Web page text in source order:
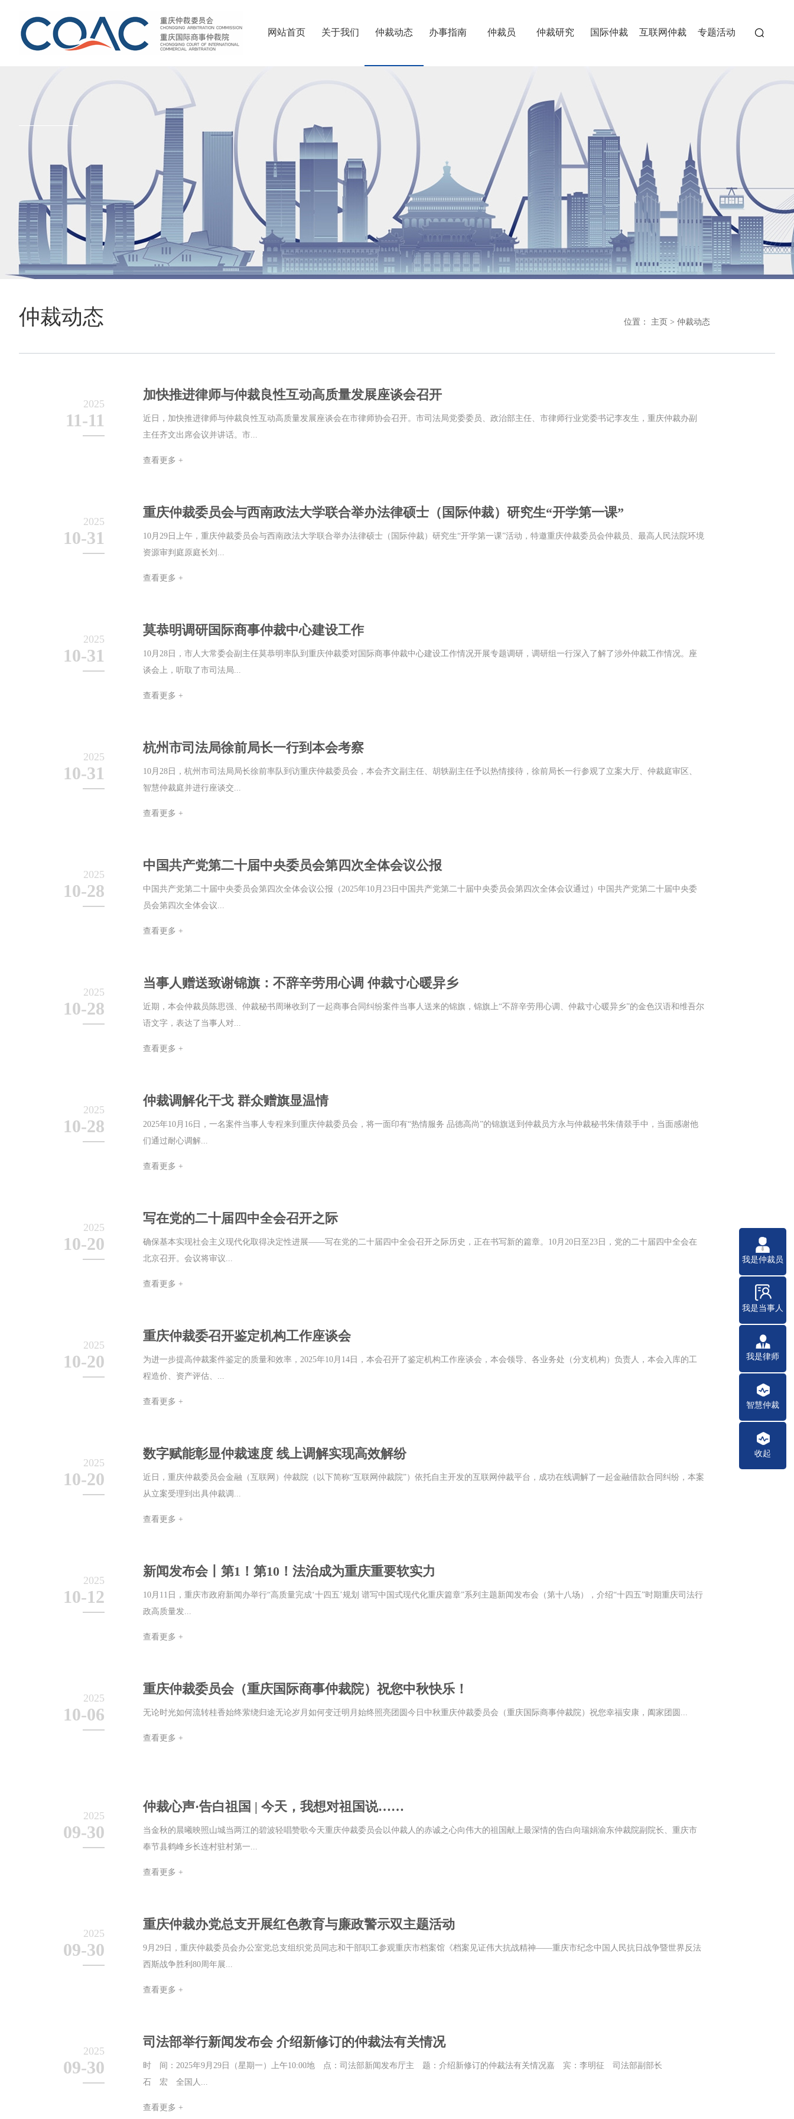
网站首页 关于我们 仲裁动态 办事指南 仲裁员 仲裁研究 国际仲裁
区仲裁中心
互联网仲裁 专题活动
仲裁动态 位置： 主页 > 仲裁动态
2025
11-11
加快推进律师与仲裁良性互动高质量发展座谈会召开
近日，加快推进律师与仲裁良性互动高质量发展座谈会在市律师协会召开。市司法局党委委员、政治部主任、市律师行业党委书记李友生，重庆仲裁办副
主任齐文出席会议并讲话。市...
查看更多 +
2025
10-31
重庆仲裁委员会与西南政法大学联合举办法律硕士（国际仲裁）研究生“开学第一课”
10月29日上午，重庆仲裁委员会与西南政法大学联合举办法律硕士（国际仲裁）研究生“开学第一课”活动，特邀重庆仲裁委员会仲裁员、最高人民法院环境
资源审判庭原庭长刘...
查看更多 +
2025
10-31
莫恭明调研国际商事仲裁中心建设工作
10月28日，市人大常委会副主任莫恭明率队到重庆仲裁委对国际商事仲裁中心建设工作情况开展专题调研，调研组一行深入了解了涉外仲裁工作情况。座
谈会上，听取了市司法局...
查看更多 +
2025
10-31
杭州市司法局徐前局长一行到本会考察
10月28日，杭州市司法局局长徐前率队到访重庆仲裁委员会，本会齐文副主任、胡轶副主任予以热情接待，徐前局长一行参观了立案大厅、仲裁庭审区、
智慧仲裁庭并进行座谈交...
查看更多 +
2025
10-28
中国共产党第二十届中央委员会第四次全体会议公报
中国共产党第二十届中央委员会第四次全体会议公报（2025年10月23日中国共产党第二十届中央委员会第四次全体会议通过）中国共产党第二十届中央委
员会第四次全体会议...
查看更多 +
2025
10-28
当事人赠送致谢锦旗：不辞辛劳用心调 仲裁寸心暖异乡
近期，本会仲裁员陈思强、仲裁秘书周琳收到了一起商事合同纠纷案件当事人送来的锦旗，锦旗上“不辞辛劳用心调、仲裁寸心暖异乡”的金色汉语和维吾尔
语文字，表达了当事人对...
查看更多 +
2025
10-28
仲裁调解化干戈 群众赠旗显温情
2025年10月16日，一名案件当事人专程来到重庆仲裁委员会，将一面印有“热情服务 品德高尚”的锦旗送到仲裁员方永与仲裁秘书朱倩燚手中，当面感谢他
们通过耐心调解...
查看更多 +
2025
10-20
写在党的二十届四中全会召开之际
确保基本实现社会主义现代化取得决定性进展——写在党的二十届四中全会召开之际历史，正在书写新的篇章。10月20日至23日，党的二十届四中全会在
北京召开。会议将审议...
查看更多 +
2025
10-20
重庆仲裁委召开鉴定机构工作座谈会
为进一步提高仲裁案件鉴定的质量和效率，2025年10月14日，本会召开了鉴定机构工作座谈会，本会领导、各业务处（分支机构）负责人，本会入库的工
程造价、资产评估、...
查看更多 +
2025
10-20
数字赋能彰显仲裁速度 线上调解实现高效解纷
近日，重庆仲裁委员会金融（互联网）仲裁院（以下简称“互联网仲裁院”）依托自主开发的互联网仲裁平台，成功在线调解了一起金融借款合同纠纷，本案
从立案受理到出具仲裁调...
查看更多 +
2025
10-12
新闻发布会丨第1！第10！法治成为重庆重要软实力
10月11日，重庆市政府新闻办举行“高质量完成‘十四五’规划 谱写中国式现代化重庆篇章”系列主题新闻发布会（第十八场），介绍“十四五”时期重庆司法行
政高质量发...
查看更多 +
2025
10-06
重庆仲裁委员会（重庆国际商事仲裁院）祝您中秋快乐！
无论时光如何流转桂香始终萦绕归途无论岁月如何变迁明月始终照亮团圆今日中秋重庆仲裁委员会（重庆国际商事仲裁院）祝您幸福安康，阖家团圆...
查看更多 +
2025
09-30
仲裁心声·告白祖国 | 今天，我想对祖国说……
当金秋的晨曦映照山城当两江的碧波轻唱赞歌今天重庆仲裁委员会以仲裁人的赤诚之心向伟大的祖国献上最深情的告白向瑞娟渝东仲裁院副院长、重庆市
奉节县鹤峰乡长连村驻村第一...
查看更多 +
2025
09-30
重庆仲裁办党总支开展红色教育与廉政警示双主题活动
9月29日，重庆仲裁委员会办公室党总支组织党员同志和干部职工参观重庆市档案馆《档案见证伟大抗战精神——重庆市纪念中国人民抗日战争暨世界反法
西斯战争胜利80周年展...
查看更多 +
2025
09-30
司法部举行新闻发布会 介绍新修订的仲裁法有关情况
时 间：2025年9月29日（星期一）上午10:00地 点：司法部新闻发布厅主 题：介绍新修订的仲裁法有关情况嘉 宾：李明征 司法部副部长
石 宏 全国人...
查看更多 +
我是仲裁员
我是当事人
我是律师
智慧仲裁
收起